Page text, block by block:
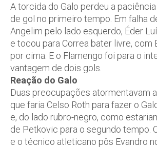
A torcida do Galo perdeu a
de gol no primeiro tempo. Em falha
Angelim pelo lado esquerdo, Éder
e tocou para Correa bater livre, com
por cima. E o Flamengo foi para o
vantagem de dois gols.
Reação do Galo
Duas preocupações atormentavam
que faria Celso Roth para fazer o
e, do lado rubro-negro, como
de Petkovic para o segundo tempo.
e o técnico atleticano pôs Evandro